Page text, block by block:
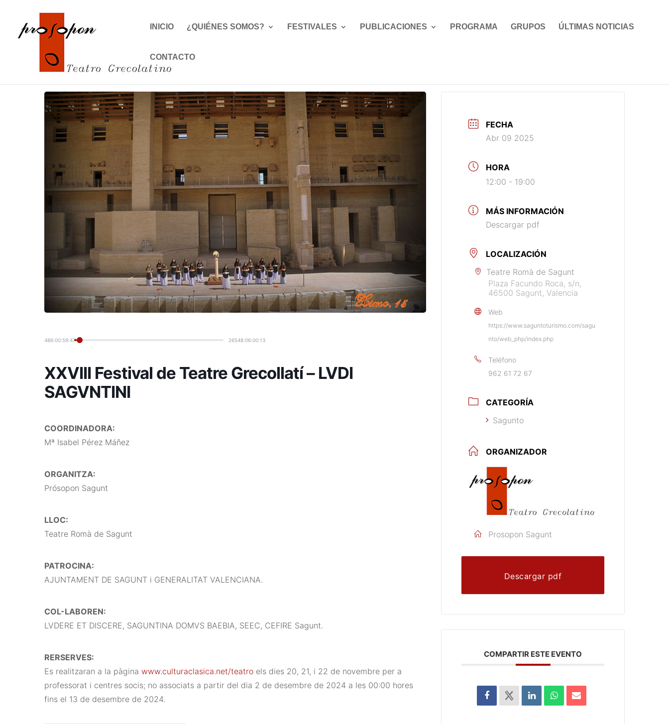
INICIO ¿QUIÉNES SOMOS? FESTIVALES PUBLICACIONES PROGRAMA GRUPOS ÚLTIMAS NOTICIAS
CONTACTO
Inicio Events - Prosopon Teatro Sagunto
486:00:59:48 26548:06:00:12
XXVIII Festival de Teatre Grecollatí – LVDI
SAGVNTINI
COORDINADORA:
Mª Isabel Pérez Máñez
ORGANITZA:
Prósopon Sagunt
LLOC:
Teatre Romà de Sagunt
PATROCINA:
AJUNTAMENT DE SAGUNT i GENERALITAT VALENCIANA.
COL-LABOREN:
LVDERE ET DISCERE, SAGUNTINA DOMVS BAEBIA, SEEC, CEFIRE Sagunt.
RERSERVES:
Es realitzaran a la pàgina www.culturaclasica.net/teatro els dies 20, 21, i 22 de novembre per a
professorat i centres socis; no associats a partir del dia 2 de desembre de 2024 a les 00:00 hores
fins el 13 de desembre de 2024.
FECHA
Abr 09 2025
HORA
12:00 - 19:00
MÁS INFORMACIÓN
Descargar pdf
LOCALIZACIÓN
Teatre Romà de Sagunt
Plaza Facundo Roca, s/n,
46500 Sagunt, Valencia
Web
https://www.saguntoturismo.com/sagu
nto/web_php/index.php
Teléfono
962 61 72 67
CATEGORÍA
Sagunto
ORGANIZADOR
Prosopon Sagunt
Descargar pdf
COMPARTIR ESTE EVENTO